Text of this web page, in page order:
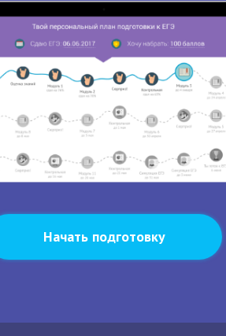
Начать подготовку